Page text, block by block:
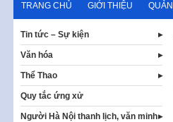
TRANG CHỦ GIỚI THIỆU
Tin tức – Sự kiện
Văn hóa
Thể Thao
Quy tắc ứng xử
Người Hà Nội thanh lịch, văn minh